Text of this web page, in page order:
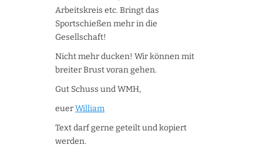
Arbeitskreis etc. Bringt das
Sportschießen mehr in die
Gesellschaft!
Nicht mehr ducken! Wir können mit
breiter Brust voran gehen.
Gut Schuss und WMH,
euerWilliam
Text darf gerne geteilt und kopiert
werden.